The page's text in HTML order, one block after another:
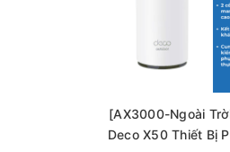
ban
Phân Loại
bạn nhận được
Mic-rô Tích Hợp:
IP67 Chống
tạo bền bỉ để chống
[AX3000-Ngoài
Deco X50 Thiết Bị